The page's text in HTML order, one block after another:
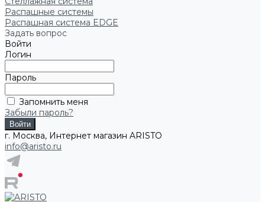
Распашные системы
Распашная система EDGE
Задать вопрос
Войти
Логин
Пароль
Запомнить меня
Забыли пароль?
г. Москва, Интернет магазин ARISTO
info@aristo.ru